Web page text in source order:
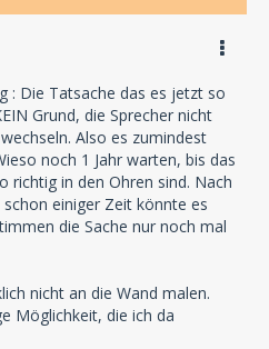
: Die Tatsache das es jetzt so
Grund, die Sprecher nicht
Also es zumindest
noch 1 Jahr warten, bis das
richtig in den Ohren sind. Nach
einiger Zeit könnte es
die Sache nur noch mal
nicht an die Wand malen.
Möglichkeit, die ich da